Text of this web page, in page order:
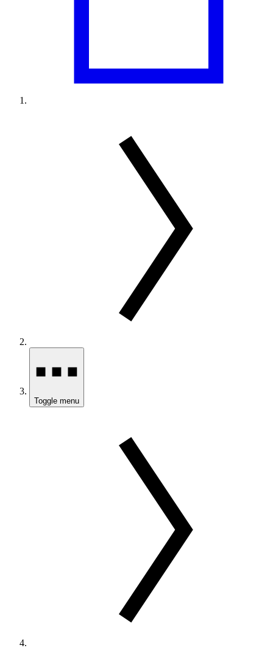
Toggle menu